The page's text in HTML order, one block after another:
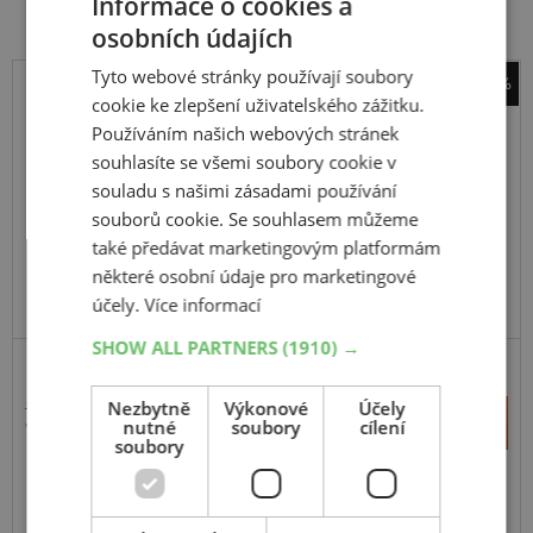
-40%
Pirelli
Diablo Superbike Slick
200 60
R17
TL,R,SC3
12 332 Kč
7 361 Kč
+
–
SKLADEM Expedujeme příští prac. den
Na prodejně v Opavě 15 ks.
osobních údajích
Tyto webové stránky používají soubory
cookie ke zlepšení uživatelského zážitku.
Používáním našich webových stránek
souhlasíte se všemi soubory cookie v
souladu s našimi zásadami používání
souborů cookie. Se souhlasem můžeme
také předávat marketingovým platformám
některé osobní údaje pro marketingové
účely.Více informací
SHOW ALL PARTNERS(1910) →
Nezbytně
nutné
soubory
Výkonové
soubory
Účely
cílení